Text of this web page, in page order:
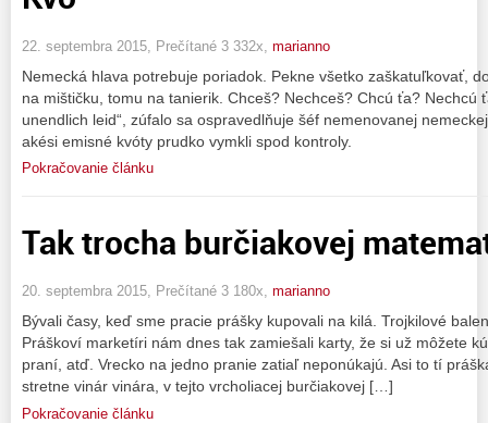
22. septembra 2015, Prečítané 3 332x, marianno
Nemecká hlava potrebuje poriadok. Pekne všetko zaškatuľkovať,
na mištičku, tomu na tanierik. Chceš? Nechceš? Chcú ťa? Nechcú
unendlich leid“, zúfalo sa ospravedlňuje šéf nemenovanej
akési emisné kvóty prudko vymkli spod kontroly.
Pokračovanie článku
Tak trocha burčiakovej
20. septembra 2015, Prečítané 3 180x, marianno
Bývali časy, keď sme pracie prášky kupovali na kilá. Trojkilové
Práškoví marketíri nám dnes tak zamiešali karty, že si už môžete
praní, atď. Vrecko na jedno pranie zatiaľ neponúkajú. Asi to tí
stretne vinár vinára, v tejto vrcholiacej burčiakovej […]
Pokračovanie článku